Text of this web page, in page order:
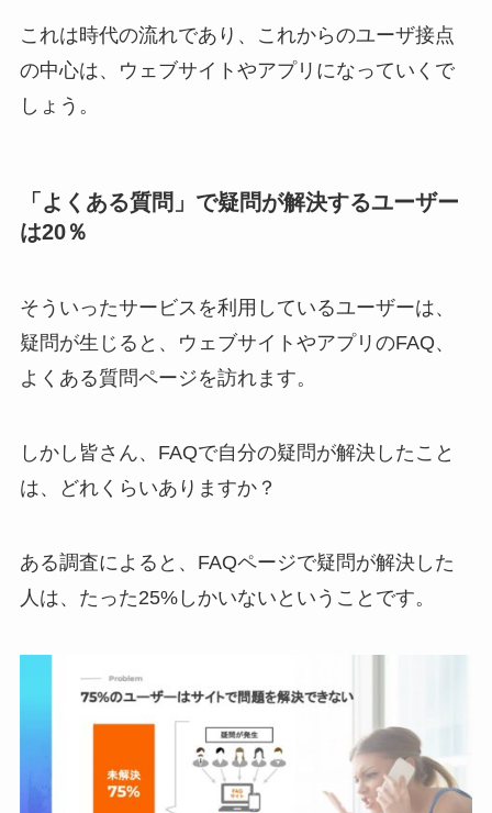
これは時代の流れであり、これからのユーザ接点
の中心は、ウェブサイトやアプリになっていくで
しょう。
「よくある質問」で疑問が解決するユーザー
は20％
そういったサービスを利用しているユーザーは、
疑問が生じると、ウェブサイトやアプリのFAQ、
よくある質問ページを訪れます。
しかし皆さん、FAQで自分の疑問が解決したこと
は、どれくらいありますか？
ある調査によると、FAQページで疑問が解決した
人は、たった25%しかいないということです。